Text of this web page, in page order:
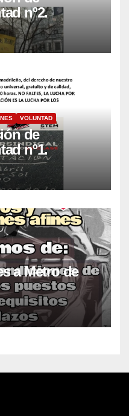
nº2.
VOLUNTAD
de
nº1.
a Metro de